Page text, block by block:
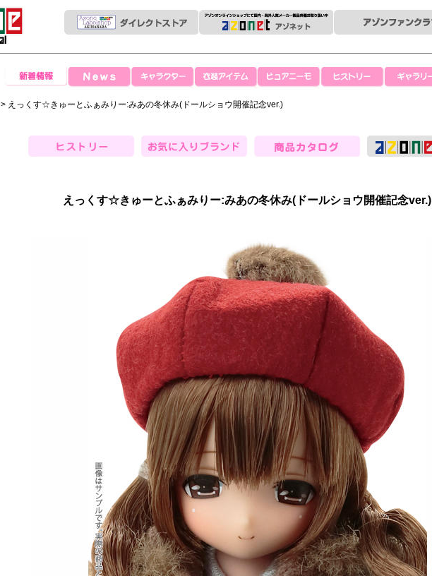
> えっくす☆きゅーとふぁみりー:みあの冬休み(ドールショウ開催記念ver.)
えっくす☆きゅーとふぁみりー:みあの冬休み(ドールショウ開催記念ver.)